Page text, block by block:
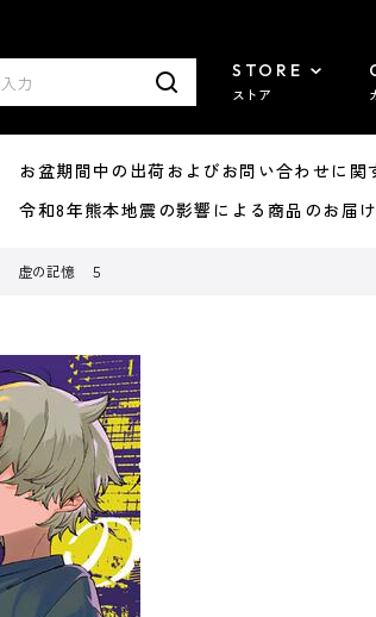
STORE
ストア
盆期間中の出荷およびお問い合わせに関
和8年熊本地震の影響による商品のお届
虚の記憶 ５